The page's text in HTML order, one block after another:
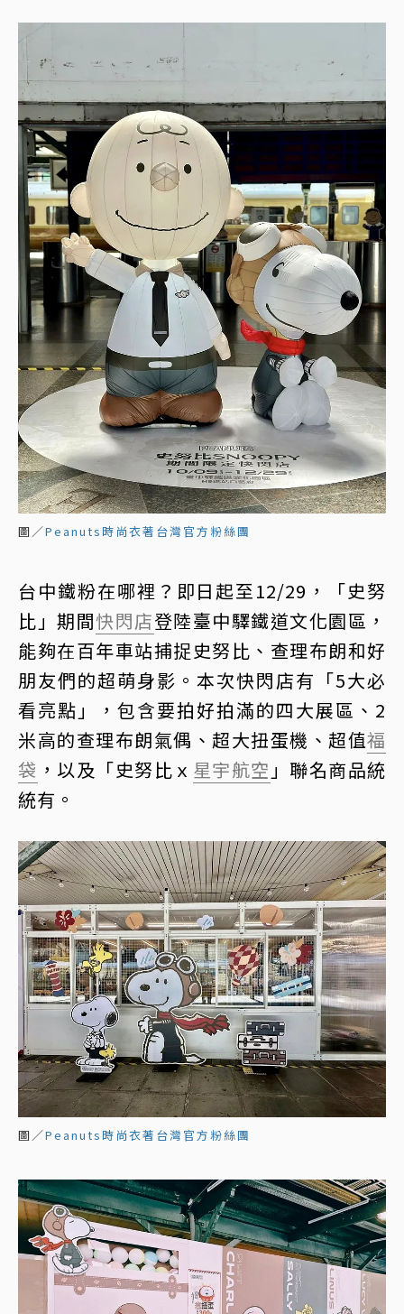
圖／Peanuts時尚衣著台灣官方粉絲團
台中鐵粉在哪裡？即日起至12/29，「史努
比」期間快閃店登陸臺中驛鐵道文化園區，
能夠在百年車站捕捉史努比、查理布朗和好
朋友們的超萌身影。本次快閃店有「5大必
看亮點」，包含要拍好拍滿的四大展區、2
米高的查理布朗氣偶、超大扭蛋機、超值福
袋 ，以及「史努比ｘ 星宇航空 」聯名商品統
統有。
圖／Peanuts時尚衣著台灣官方粉絲團